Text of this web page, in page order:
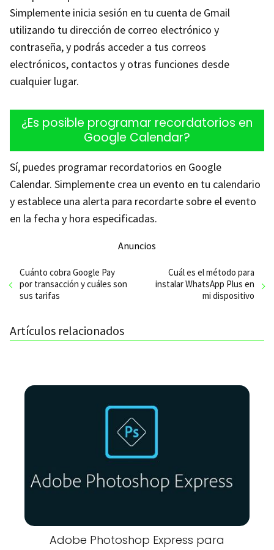
Simplemente inicia sesión en tu cuenta de Gmail
utilizando tu dirección de correo electrónico y
contraseña, y podrás acceder a tus correos
electrónicos, contactos y otras funciones desde
cualquier lugar.
¿Es posible programar recordatorios en
Google Calendar?
Sí, puedes programar recordatorios en Google
Calendar. Simplemente crea un evento en tu calendario
y establece una alerta para recordarte sobre el evento
en la fecha y hora especificadas.
Anuncios
Cuánto cobra Google Pay
por transacción y cuáles son
sus tarifas
Cuál es el método para
instalar WhatsApp Plus en
mi dispositivo
Artículos relacionados
Adobe Photoshop Express para